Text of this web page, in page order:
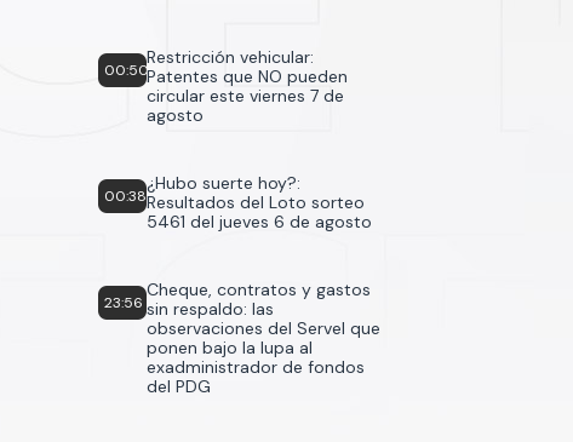
00:50
Restricción vehicular:
Patentes que NO pueden
circular este viernes 7 de
agosto
00:38
¿Hubo suerte hoy?:
Resultados del Loto sorteo
5461 del jueves 6 de agosto
23:56
Cheque, contratos y gastos
sin respaldo: las
observaciones del Servel que
ponen bajo la lupa al
exadministrador de fondos
del PDG